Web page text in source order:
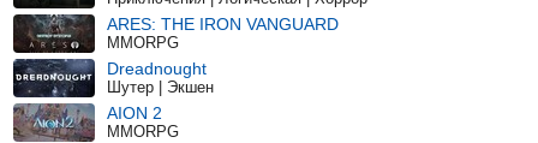
ARES: THE IRON VANGUARD
MMORPG
Dreadnought
Шутер | Экшен
AION 2
MMORPG